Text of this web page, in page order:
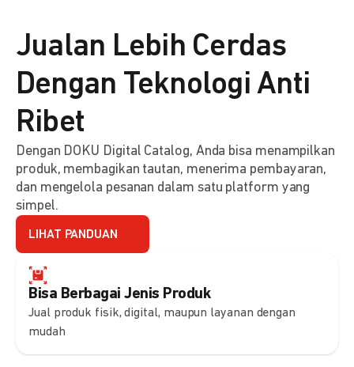
Bisa Berbagai Jenis Produk
Jual produk fisik, digital, maupun layanan dengan
mudah
Jualan Lebih Cerdas
Dengan Teknologi Anti
Ribet
Dengan DOKU Digital Catalog, Anda bisa menampilkan
produk, membagikan tautan, menerima pembayaran,
dan mengelola pesanan dalam satu platform yang
simpel.
LIHAT PANDUAN